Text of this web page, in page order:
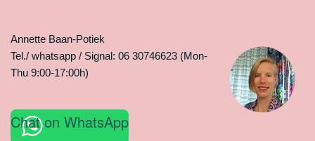
Annette Baan-Potiek
Tel./ whatsapp / Signal: 06 30746623 (Mon-
Thu 9:00-17:00h)
Chat on WhatsApp